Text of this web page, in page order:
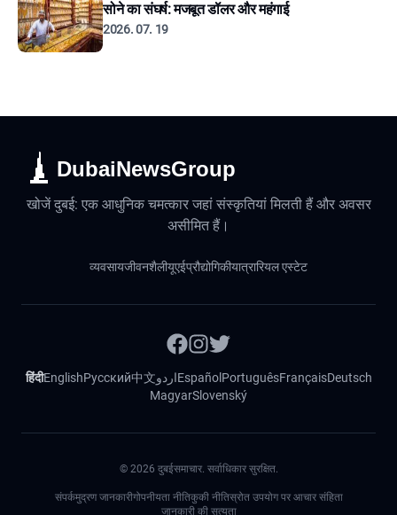
सोने का संघर्ष: मजबूत डॉलर और महंगाई
2026. 07. 19
DubaiNewsGroup
खोजें दुबई: एक आधुनिक चमत्कार जहां संस्कृतियां मिलती हैं और अवसर
असीमित हैं।
व्यवसायजीवनशैलीयूएईप्रौद्योगिकीयात्रारियल एस्टेट
हिंदीEnglishРусский中文اردوEspañol PortuguêsFrançaisDeutsch
MagyarSlovenský
© 2026 दुबईसमाचार. सर्वाधिकार सुरक्षित.
संपर्कमुद्रण जानकारीगोपनीयता नीतिकुकी नीतिस्रोत उपयोग पर आचार संहिता
जानकारी की सत्यता